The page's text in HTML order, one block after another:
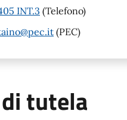
INT.3 (Telefono)
(PEC)
tutela